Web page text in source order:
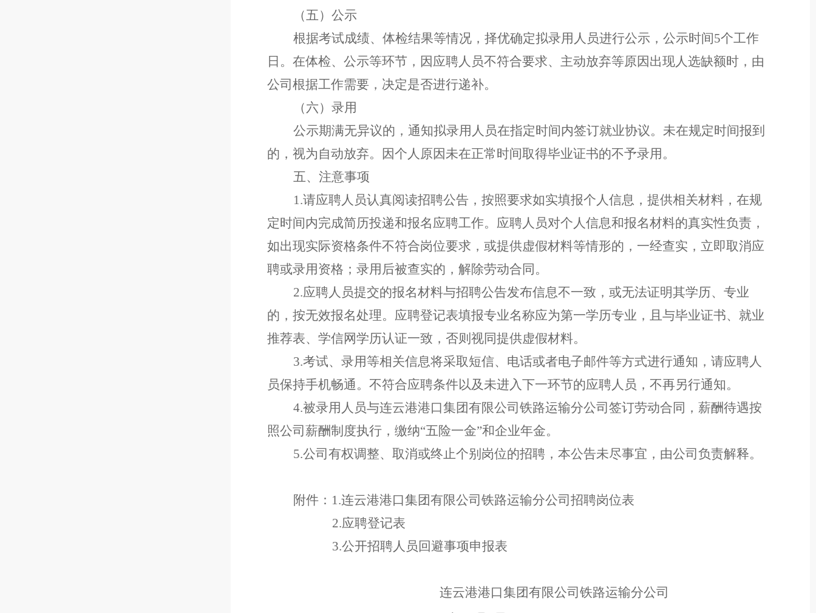
（五）公示
根据考试成绩、体检结果等情况，择优确定拟录用人员进行公示，公示时间5个工作
日。在体检、公示等环节，因应聘人员不符合要求、主动放弃等原因出现人选缺额时，由
公司根据工作需要，决定是否进行递补。
（六）录用
公示期满无异议的，通知拟录用人员在指定时间内签订就业协议。 未在规定时间报到
的 ，视为 自动放弃。 因个人原因未在正常时间取得毕业证书的不予录用。
五、注意事项
1.请应聘人员认真阅读招聘公告，按照要求如实填报个人信息 ，提供相关材料，在规
定时间内完成简历投递和报名应聘工作。 应聘人员对个人信息和报名材料的真实性负责 ，
如出现实际资格条件不符合岗位要求，或提供虚假材料等情形的，一经查实，立即取消应
聘或录用资格 ；录用后被查实的，解除劳动合同。
2.应聘人员提交的报名材料与招聘公告发布信息不一致，或无法证明其学历、专业
的，按无效报名处理。 应聘登记表填报专业名称应为第一学历专业，且与毕业证书、就业
推荐表、学信网学历认证一致，否则视同提供虚假材料。
3.考试、录用等相关信息将采取短信、电话或者电子邮件等方式进行通知，请应聘人
员保持手机畅通。不符合应聘条件以及未进入下一环节的应聘人员 ，不再另行通知。
4.被录用人员与连云港港口集团有限公司铁路运输分公司签订劳动合同，薪酬待遇按
照公司薪酬制度执行，缴纳“五险一金”和企业年金。
5.公司有权调整、取消或终止个别岗位的招聘，本公告未尽事宜，由公司负责解释。
附件： 1 .连云港港口集团有限公司铁路运输分公司招聘岗位表
2.应聘登记表
3.公开招聘人员回避事项申报表
连云港港口集团有限公司铁路运输分公司